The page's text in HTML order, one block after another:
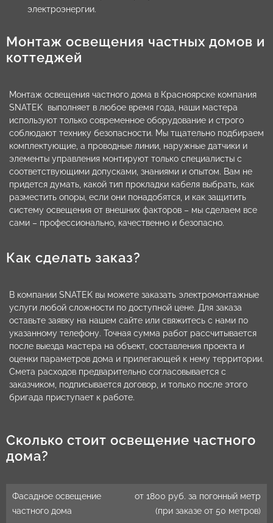
электроэнергии.
Монтаж освещения частных домов и
коттеджей
Монтаж освещения частного дома в Красноярске компания
SNATEK выполняет в любое время года, наши мастера
используют только современное оборудование и строго
соблюдают технику безопасности. Мы тщательно подбираем
комплектующие, а проводные линии, наружные датчики и
элементы управления монтируют только специалисты с
соответствующими допусками, знаниями и опытом. Вам не
придется думать, какой тип прокладки кабеля выбрать, как
разместить опоры, если они понадобятся, и как защитить
систему освещения от внешних факторов – мы сделаем все
сами – профессионально, качественно и безопасно.
Как сделать заказ?
В компании SNATEK вы можете заказать электромонтажные
услуги любой сложности по доступной цене. Для заказа
оставьте заявку на нашем сайте или свяжитесь с нами по
указанному телефону. Точная сумма работ рассчитывается
после выезда мастера на объект, составления проекта и
оценки параметров дома и прилегающей к нему территории.
Смета расходов предварительно согласовывается с
заказчиком, подписывается договор, и только после этого
бригада приступает к работе.
Сколько стоит освещение частного
дома?
Фасадное освещение
частного дома
от 1800 руб. за погонный метр
(при заказе от 50 метров)